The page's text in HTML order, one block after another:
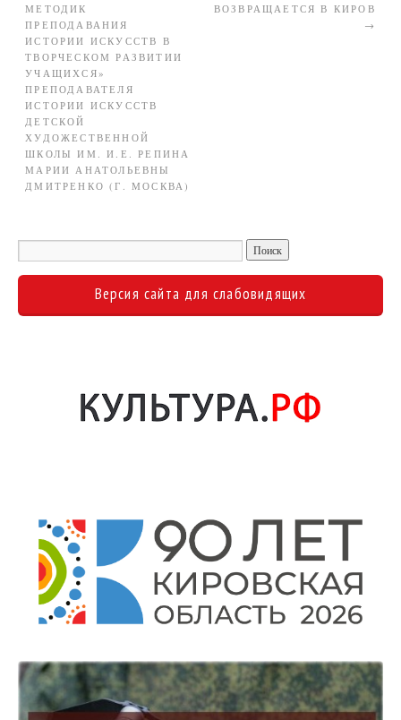
МЕТОДИК
ПРЕПОДАВАНИЯ
ИСТОРИИ ИСКУССТВ В
ТВОРЧЕСКОМ РАЗВИТИИ
УЧАЩИХСЯ»
ПРЕПОДАВАТЕЛЯ
ИСТОРИИ ИСКУССТВ
ДЕТСКОЙ
ХУДОЖЕСТВЕННОЙ
ШКОЛЫ ИМ. И.Е. РЕПИНА
МАРИИ АНАТОЛЬЕВНЫ
ДМИТРЕНКО (Г. МОСКВА)
ВОЗВРАЩАЕТСЯ В КИРОВ
→
Версия сайта для слабовидящих